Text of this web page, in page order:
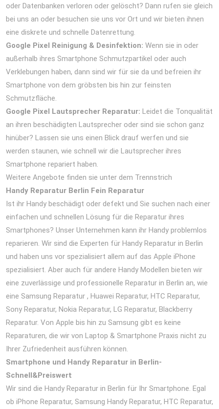
oder Datenbanken verloren oder gelöscht? Dann rufen sie gleich
bei uns an oder besuchen sie uns vor Ort und wir bieten ihnen
eine diskrete und schnelle Datenrettung.
Google Pixel Reinigung & Desinfektion: Wenn sie in oder
außerhalb ihres Smartphone Schmutzpartikel oder auch
Verklebungen haben, dann sind wir für sie da und befreien ihr
Smartphone von dem gröbsten bis hin zur feinsten
Schmutzfläche.
Google Pixel Lautsprecher Reparatur: Leidet die Tonqualität
an ihren beschädigten Lautsprecher oder sind sie schon ganz
hinüber? Lassen sie uns einen Blick drauf werfen und sie
werden staunen, wie schnell wir die Lautsprecher ihres
Smartphone repariert haben.
Weitere Angebote finden sie unter dem Trennstrich
Handy Reparatur Berlin Fein Reparatur
Ist ihr Handy beschädigt oder defekt und Sie suchen nach einer
einfachen und schnellen Lösung für die Reparatur ihres
Smartphones? Unser Unternehmen kann ihr Handy problemlos
reparieren. Wir sind die Experten für Handy Reparatur in Berlin
und haben uns vor spezialisiert allem auf das Apple iPhone
spezialisiert. Aber auch für andere Handy Modellen bieten wir
eine zuverlässige und professionelle Reparatur in Berlin an, wie
eine Samsung Reparatur , Huawei Reparatur, HTC Reparatur,
Sony Reparatur, Nokia Reparatur, LG Reparatur, Blackberry
Reparatur. Von Apple bis hin zu Samsung gibt es keine
Reparaturen, die wir von Laptop & Smartphone Praxis nicht zu
Ihrer Zufriedenheit ausführen können.
Smartphone und Handy Reparatur in Berlin-
Schnell&Preiswert
Wir sind die Handy Reparatur in Berlin für Ihr Smartphone. Egal
ob iPhone Reparatur, Samsung Handy Reparatur, HTC Reparatur,